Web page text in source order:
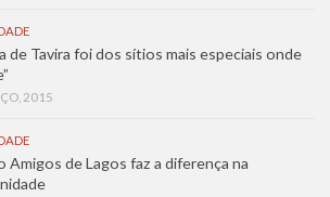
de Tavira foi dos sítios mais especiais onde
2015
Amigos de Lagos faz a diferença na